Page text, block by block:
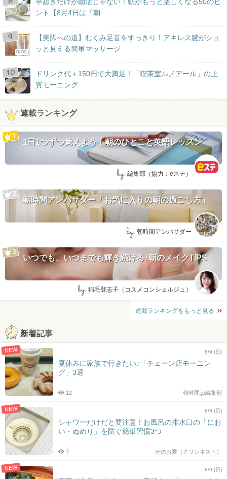
ント【8月4日は「朝...
BLOG
【美脚への道】むくみ足首をすっきり！アキレス腱がシュ
ッと見える簡単マッサージ
ドリンク代＋150円で大満足！「喫茶室ルノアール」の上
質モーニング
連載ランキング
1日1つずつ覚えよう！朝のひとこと英語レッスン
by: 編集部（協力：eステ）
朝時間アンバサダー「お気に入りの朝の過ごし方」
by: 朝時間アンバサダー
いつでも、いつまでも輝き続ける♪朝のメイクTIPS
by: 稲毛登志子（コスメコンシェルジュ）
連載ランキングをもっと見る
新着記事
NEW 8/9 (日)
夏休みに家族で行きたい♪「チェーン店モーニン
グ」3選
朝時間.jp編集部
12
NEW 8/9 (日)
シャワーだけだと要注意！お風呂の排水口の「にお
い・ぬめり」を防ぐ簡単習慣3つ
せのお愛（クリンネスト）
7
NEW 8/9 (日)